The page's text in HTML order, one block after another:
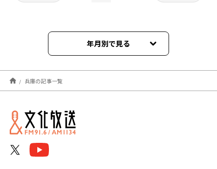
年月別で見る
2025年12月
2024年12月
2023年12月
兵庫の記事一覧